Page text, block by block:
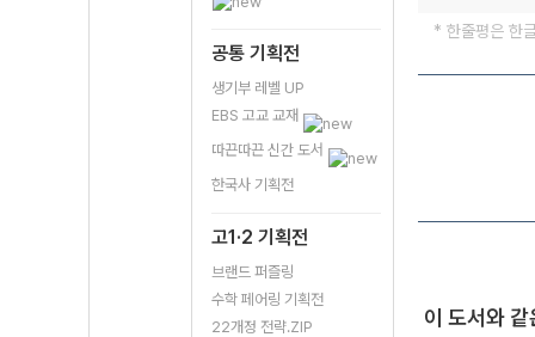
공통 기획전
생기부 레벨 UP
EBS 고교 교재
따끈따끈 신간 도서
한국사 기획전
고1·2 기획전
브랜드 퍼즐링
수학 페어링 기획전
22개정 전략.ZIP
* 한줄평은 한
이 도서와